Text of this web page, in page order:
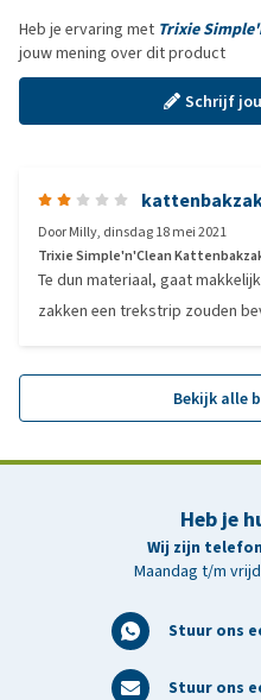
Heb je ervaring met Trixie
jouw mening over dit product
Schrijf
DoorMilly, dinsdag 18 mei 2021
Trixie Simple'n'Clean
Te dun materiaal, gaat
zakken een trekstrip zouden
Bekijk alle
Heb je
Wij zijn
Maandag t/m
Stuur ons
Stuur ons